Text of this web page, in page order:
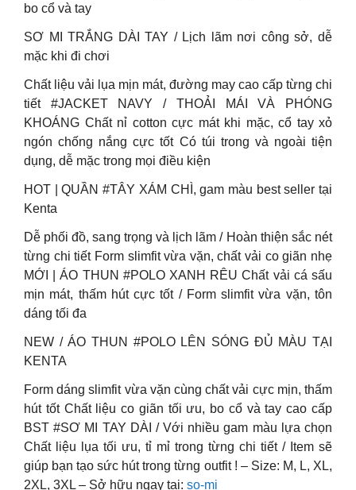
bo cổ và tay
SƠ MI TRẮNG DÀI TAY / Lịch lãm nơi công sở, dễ
mặc khi đi chơi
Chất liệu vải lụa mịn mát, đường may cao cấp từng chi
tiết #JACKET NAVY / THOẢI MÁI VÀ PHÓNG
KHOÁNG Chất nỉ cotton cực mát khi mặc, cổ tay xỏ
ngón chống nắng cực tốt Có túi trong và ngoài tiện
dụng, dễ mặc trong mọi điều kiện
HOT | QUẦN #TÂY XÁM CHÌ, gam màu best seller tại
Kenta
Dễ phối đồ, sang trọng và lịch lãm / Hoàn thiện sắc nét
từng chi tiết Form slimfit vừa vặn, chất vải co giãn nhẹ
MỚI | ÁO THUN #POLO XANH RÊU Chất vải cá sấu
mịn mát, thấm hút cực tốt / Form slimfit vừa vặn, tôn
dáng tối đa
NEW / ÁO THUN #POLO LÊN SÓNG ĐỦ MÀU TẠI
KENTA
Form dáng slimfit vừa vặn cùng chất vải cực mịn, thấm
hút tốt Chất liệu co giãn tối ưu, bo cổ và tay cao cấp
BST #SƠ MI TAY DÀI / Với nhiều gam màu lựa chọn
Chất liệu lụa tối ưu, tỉ mỉ trong từng chi tiết / Item sẽ
giúp bạn tạo sức hút trong từng outfit ! – Size: M, L, XL,
2XL, 3XL – Sở hữu ngay tại: so-mi